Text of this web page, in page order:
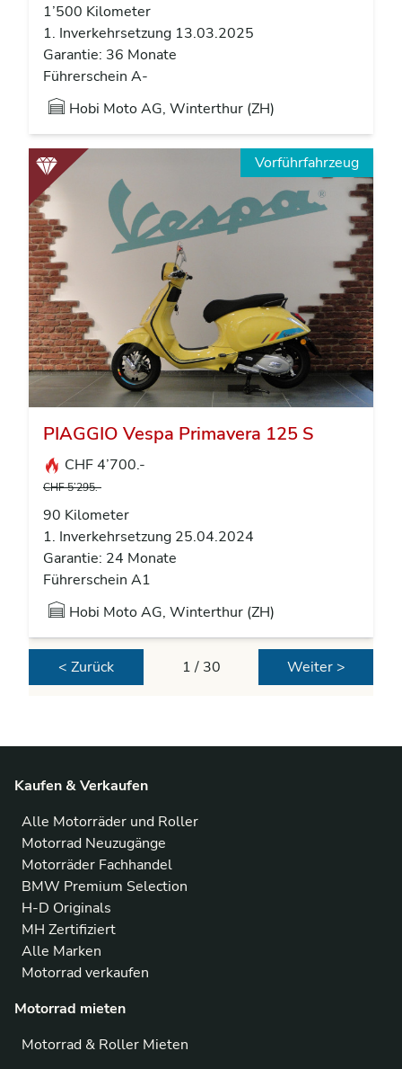
1’500 Kilometer
1. Inverkehrsetzung 13.03.2025
Garantie: 36 Monate
Führerschein A-
Hobi Moto AG, Winterthur (ZH)
Vorführfahrzeug
PIAGGIO Vespa Primavera 125 S
CHF 4’700.-
CHF 5’295.-
90 Kilometer
1. Inverkehrsetzung 25.04.2024
Garantie: 24 Monate
Führerschein A1
Hobi Moto AG, Winterthur (ZH)
< Zurück 1 / 30 Weiter >
Kaufen & Verkaufen
Alle Motorräder und Roller
Motorrad Neuzugänge
Motorräder Fachhandel
BMW Premium Selection
H-D Originals
MH Zertifiziert
Alle Marken
Motorrad verkaufen
Motorrad mieten
Motorrad & Roller Mieten